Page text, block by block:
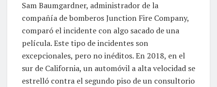
Sam Baumgardner, administrador de la
compañía de bomberos Junction Fire Company,
comparó el incidente con algo sacado de una
película. Este tipo de incidentes son
excepcionales, pero no inéditos. En 2018, en el
sur de California, un automóvil a alta velocidad se
estrelló contra el segundo piso de un consultorio